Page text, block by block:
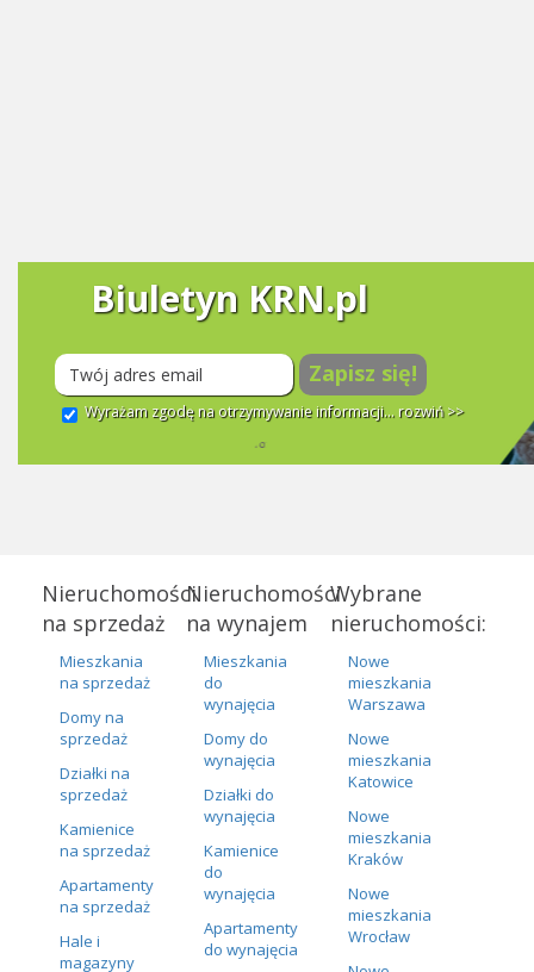
Biuletyn KRN.pl
Zapisz się!
Wyrażam zgodę na otrzymywanie informacji... rozwiń >>
Nieruchomości
na sprzedaż
Mieszkania
na sprzedaż
Domy na
sprzedaż
Działki na
sprzedaż
Kamienice
na sprzedaż
Apartamenty
na sprzedaż
Hale i
magazyny
Nieruchomości
na wynajem
Mieszkania
do
wynajęcia
Domy do
wynajęcia
Działki do
wynajęcia
Kamienice
do
wynajęcia
Apartamenty
do wynajęcia
Wybrane
nieruchomości:
Nowe
mieszkania
Warszawa
Nowe
mieszkania
Katowice
Nowe
mieszkania
Kraków
Nowe
mieszkania
Wrocław